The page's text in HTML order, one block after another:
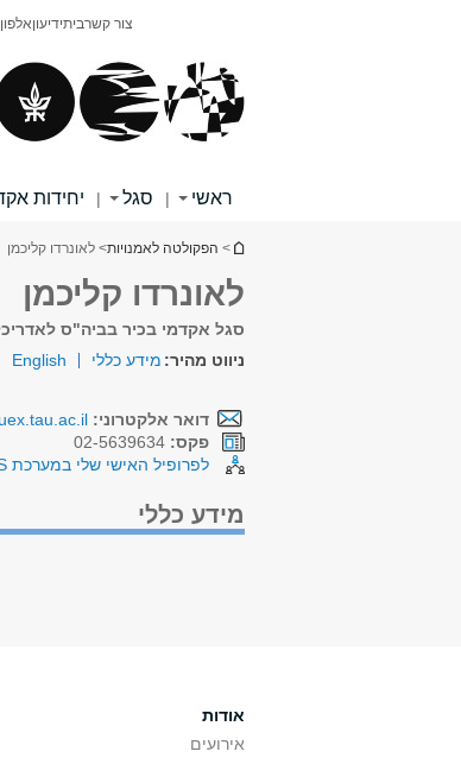
צור קשרביתידיעוןאלפון
ראשי | סגל | יחידות
הינך נמצא כאן
> הפקולטה לאמנויות> לאונרדו קליכמן
לאונרדו קליכמן
סגל אקדמי בכיר בביה"ס
ניווט מהיר: מידע כללי English
דואר אלקטרוני:
פקס:
לפרופיל האישי שלי במערכת CRIS
מידע כללי
אודות
אירועים